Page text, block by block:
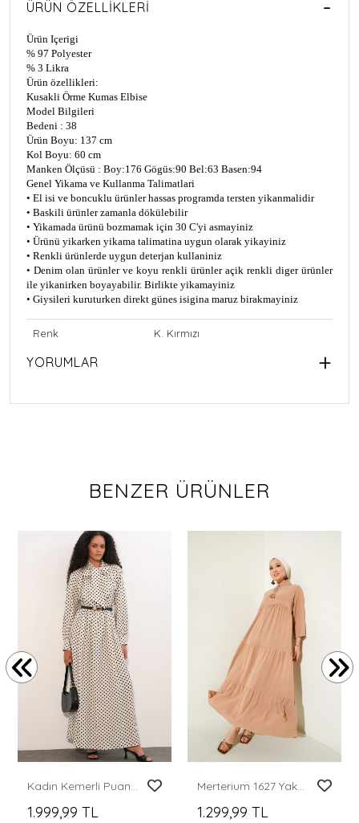
ÜRÜN ÖZELLIKLERI
Ürün Içerigi
% 97 Polyester
% 3 Likra
Ürün özellikleri:
Kusakli Örme Kumas Elbise
Model Bilgileri
Bedeni : 38
Ürün Boyu: 137 cm
Kol Boyu: 60 cm
Manken Ölçüsü : Boy:176 Gögüs:90 Bel:63 Basen:94
Genel Yikama ve Kullanma Talimatlari
• El isi ve boncuklu ürünler hassas programda tersten yikanmalidir
• Baskili ürünler zamanla dökülebilir
• Yikamada ürünü bozmamak için 30 C'yi asmayiniz
• Ürünü yikarken yikama talimatina uygun olarak yikayiniz
• Renkli ürünlerde uygun deterjan kullaniniz
• Denim olan ürünler ve koyu renkli ürünler açik renkli diger ürünler
ile yikanirken boyayabilir. Birlikte yikamayiniz
• Giysileri kuruturken direkt günes isigina maruz birakmayiniz
Renk K. Kırmızı
YORUMLAR
BENZER ÜRÜNLER
Kadın Kemerli Puantiyeli Tesettür Elbise 2613 - Ekru
1.999,99 TL
Merterium 1627 Yaka Bağcıklı Tesettür Elbise - D.Vizon
1.299,99 TL